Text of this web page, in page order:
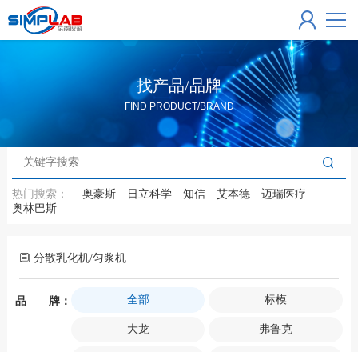
找产品/品牌
FIND PRODUCT/BRAND
热门搜索： 奥豪斯 日立科学 知信 艾本德
迈瑞医疗
奥林巴斯
分散乳化机/匀浆机
品 牌： 全部 标模
大龙 弗鲁克